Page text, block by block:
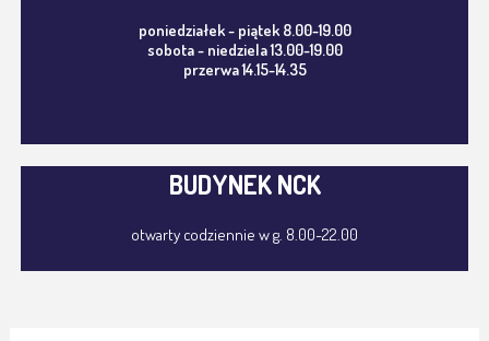
poniedziałek - piątek 8.00-19.00
sobota - niedziela 13.00-19.00
przerwa 14.15-14.35
BUDYNEK NCK
otwarty codziennie w g. 8.00-22.00